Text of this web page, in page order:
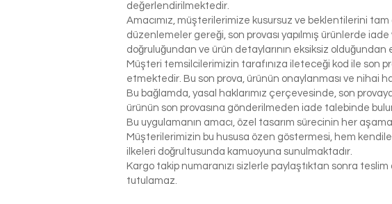
değerlendirilmektedir.
Amacımız, müşterilerimize kusursuz ve beklentilerini
düzenlemeler gereği, son provası yapılmış ürünlerde
doğruluğundan ve ürün detaylarının eksiksiz
Müşteri temsilcilerimizin tarafınıza ileteceği kod ile son
etmektedir. Bu son prova, ürünün onaylanması ve nihai
Bu bağlamda, yasal haklarımız çerçevesinde, son
ürünün son provasına gönderilmeden iade talebinde
Bu uygulamanın amacı, özel tasarım sürecinin her
Müşterilerimizin bu hususa özen göstermesi, hem
ilkeleri doğrultusunda kamuoyuna sunulmaktadır.
Kargo takip numaranızı sizlerle paylaştıktan sonra
tutulamaz.